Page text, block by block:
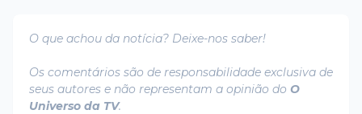
O que achou da notícia? Deixe-nos saber!
Os comentários são de responsabilidade exclusiva de
seus autores e não representam a opinião do O
Universo da TV.